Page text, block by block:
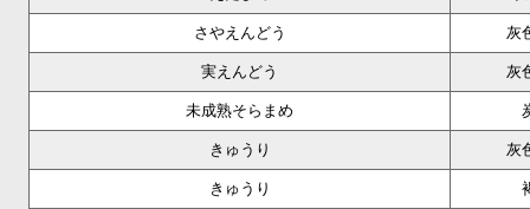
さやえんどう 灰
実えんどう 灰
未成熟そらまめ
きゅうり 灰
きゅうり